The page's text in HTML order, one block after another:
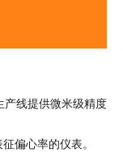
线提供微米级精度
偏心率的仪表。